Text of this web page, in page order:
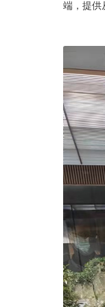
端，提供